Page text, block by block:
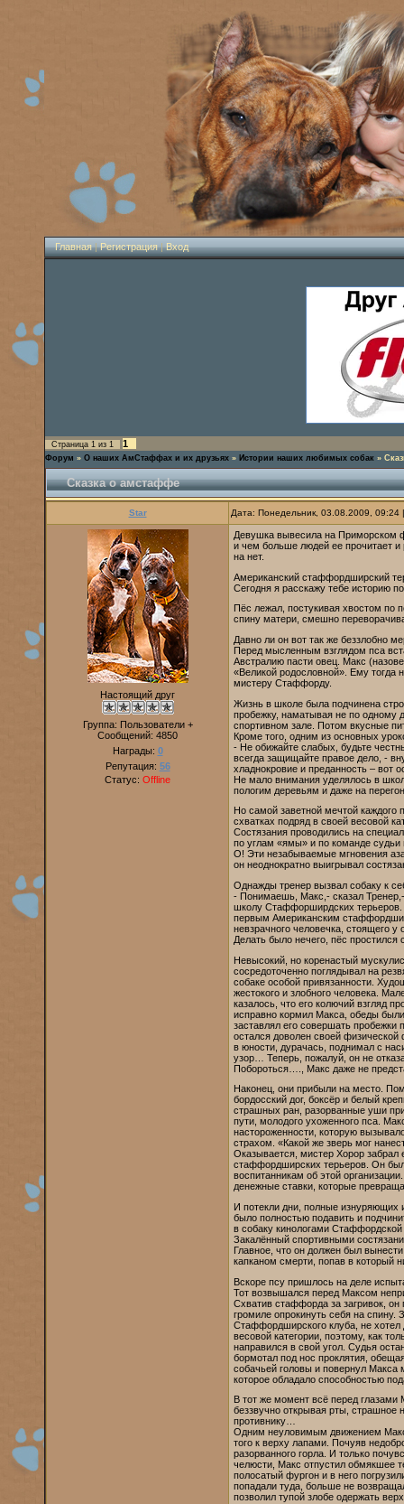
Главная|Регистрация|Вход
Страница 1 из 1 1
Форум » О наших АмСтаффах и их друзьях » Истории наших любимых собак »
Сказка о амстаффе
Star Дата: Понедельник, 03.08.2009,
Настоящий друг
Группа: Пользователи +
Сообщений: 4850
Награды: 0
Репутация: 56
Статус: Offline
Девушка вывесила на Приморском
и чем больше людей ее прочитает и
на нет.
Американский стаффордширский
Сегодня я расскажу тебе историю
Пёс лежал, постукивая хвостом по
спину матери, смешно
Давно ли он вот так же беззлобно
Перед мысленным взглядом пса
Австралию пасти овец. Макс
«Великой родословной». Ему тогда
мистеру Стаффорду.
Жизнь в школе была подчинена
пробежку, наматывая не по одному
спортивном зале. Потом вкусные
Кроме того, одним из основных
- Не обижайте слабых, будьте
всегда защищайте правое дело, -
хладнокровие и преданность – вот
Не мало внимания уделялось в
пологим деревьям и даже на
Но самой заветной мечтой каждого
схватках подряд в своей весовой
Состязания проводились на
по углам «ямы» и по команде судьи
О! Эти незабываемые мгновения
он неоднократно выигрывал
Однажды тренер вызвал собаку к
- Понимаешь, Макс,- сказал Тренер,-
школу Стаффорширдских терьеров.
первым Американским
невзрачного человечка, стоящего у
Делать было нечего, пёс
Невысокий, но коренастый
сосредоточенно поглядывал на
собаке особой привязанности.
жестокого и злобного человека.
казалось, что его колючий взгляд
исправно кормил Макса, обеды
заставлял его совершать
остался доволен своей
в юности, дурачась, поднимал с
узор… Теперь, пожалуй, он не
Побороться…., Макс даже не
Наконец, они прибыли на место.
бордосский дог, боксёр и белый
страшных ран, разорванные уши
пути, молодого ухоженного пса.
настороженности, которую
страхом. «Какой же зверь мог
Оказывается, мистер Хорор забрал
стаффордширских терьеров. Он
воспитанникам об этой
денежные ставки, которые
И потекли дни, полные изнуряющих
было полностью подавить и
в собаку кинологами
Закалённый спортивными
Главное, что он должен был
капканом смерти, попав в который
Вскоре псу пришлось на деле
Тот возвышался перед Максом
Схватив стаффорда за загривок,
громиле опрокинуть себя на
Стаффордширского клуба, не хотел
весовой категории, поэтому, как
направился в свой угол. Судья
бормотал под нос проклятия,
собачьей головы и повернул Макса
которое обладало способностью
В тот же момент всё перед
беззвучно открывая рты, страшное
противнику…
Одним неуловимым движением Макс
того к верху лапами. Почуяв
разорванного горла. И только
челюсти, Макс отпустил обмякшее
полосатый фургон и в него
попадали туда, больше не
позволил тупой злобе одержать